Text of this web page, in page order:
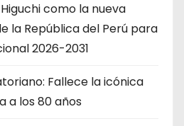
como la nueva
la República del Perú para
2026-2031
Fallece la icónica
a los 80 años